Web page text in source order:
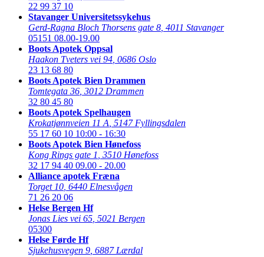
22 99 37 10
Stavanger Universitetssykehus
Gerd-Ragna Bloch Thorsens gate 8 4011 Stavanger
05151 08.00-19.00
Boots Apotek Oppsal
Haakon Tveters vei 94 0686 Oslo
23 13 68 80
Boots Apotek Bien Drammen
Tomtegata 36 3012 Drammen
32 80 45 80
Boots Apotek Spelhaugen
Krokatjønnveien 11 A 5147 Fyllingsdalen
55 17 60 10 10:00 - 16:30
Boots Apotek Bien Hønefoss
Kong Rings gate 1 3510 Hønefoss
32 17 94 40 09.00 - 20.00
Alliance apotek Fræna
Torget 10 6440 Elnesvågen
71 26 20 06
Helse Bergen Hf
Jonas Lies vei 65 5021 Bergen
05300
Helse Førde Hf
Sjukehusvegen 9 6887 Lærdal